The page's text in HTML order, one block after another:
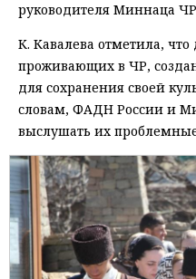
руководителя Миннаца
К. Кавалева отметила,
проживающих в ЧР,
для сохранения своей
словам, ФАДН России и
выслушать их